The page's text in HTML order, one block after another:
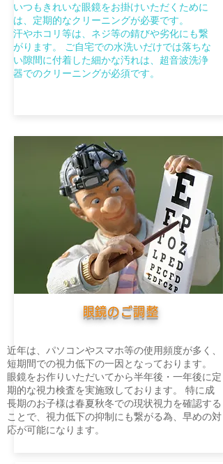
​眼鏡のご調整
いつもきれいな眼鏡をお掛けいただくために
は、定期的なクリーニングが必要です。
汗やホコリ等は、ネジ等の錆びや劣化にも繋
がります。 ご自宅での水洗いだけでは落ちな
い隙間に付着した細かな汚れは、超音波洗浄
器でのクリーニングが必須です。
近年は、パソコンやスマホ等の使用頻度が多く、
短期間での視力低下の一因となっております。
眼鏡をお作りいただいてから半年後・一年後に定
期的な視力検査を実施致しております。 特に成
長期のお子様は春夏秋冬での現状視力を確認する
ことで、視力低下の抑制にも繋がる為、早めの対
応が可能になります。